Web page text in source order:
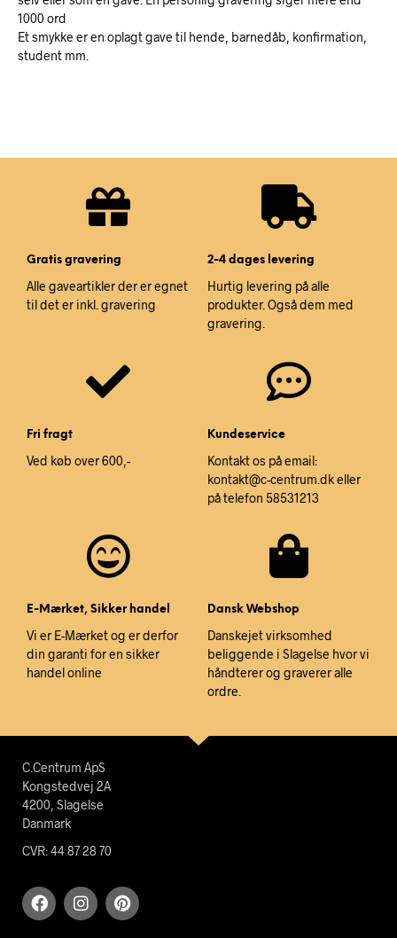
1000 ord
Et smykke er en oplagt gave til hende, barnedåb, konfirmation,
student mm.
Gratis gravering
Alle gaveartikler der er egnet
til det er inkl. gravering
2-4 dages levering
Hurtig levering på alle
produkter. Også dem med
gravering.
Fri fragt
Ved køb over 600,-
Kundeservice
Kontakt os på email:
kontakt@c-centrum.dk eller
på telefon 58531213
E-Mærket, Sikker handel
Vi er E-Mærket og er derfor
din garanti for en sikker
handel online
Dansk Webshop
Danskejet virksomhed
beliggende i Slagelse hvor vi
håndterer og graverer alle
ordre.
C.Centrum ApS
Kongstedvej 2A
4200, Slagelse
Danmark
CVR: 44 87 28 70